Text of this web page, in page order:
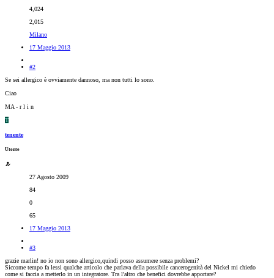
4,024
2,015
Milano
17 Maggio 2013
#2
Se sei allergico è ovviamente dannoso, ma non tutti lo sono.
Ciao
MA - r l i n
T
tenente
Utente
27 Agosto 2009
84
0
65
17 Maggio 2013
#3
grazie marlin! no io non sono allergico,quindi posso assumere senza problemi?
Siccome tempo fa lessi qualche articolo che parlava della possibile cancerogenità del Nickel mi chiedo
come si faccia a metterlo in un integratore. Tra l'altro che benefici dovrebbe apportare?